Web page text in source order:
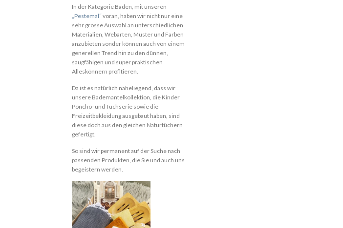
In der Kategorie Baden, mit unseren
„Pestemal“voran, haben wir nicht nur eine
sehr grosse Auswahl an unterschiedlichen
Materialien, Webarten, Muster und Farben
anzubieten sonder können auch von einem
generellen Trend hin zu den dünnen,
saugfähigen und super praktischen
Alleskönnern profitieren.
Da ist es natürlich naheliegend, dass wir
unsere Bademantelkollektion, die Kinder
Poncho- und Tuchserie sowie die
Freizeitbekleidung ausgebaut haben, sind
diese doch aus den gleichen Naturtüchern
gefertigt.
So sind wir permanent auf der Suche nach
passenden Produkten, die Sie und auch uns
begeistern werden.